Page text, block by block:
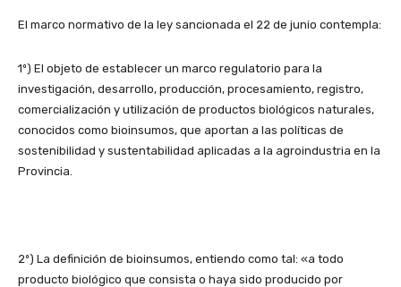
El marco normativo de la ley sancionada el 22 de junio contempla:
1º) El objeto de establecer un marco regulatorio para la
investigación, desarrollo, producción, procesamiento, registro,
comercialización y utilización de productos biológicos naturales,
conocidos como bioinsumos, que aportan a las políticas de
sostenibilidad y sustentabilidad aplicadas a la agroindustria en la
Provincia.
2º) La definición de bioinsumos, entiendo como tal: «a todo
producto biológico que consista o haya sido producido por